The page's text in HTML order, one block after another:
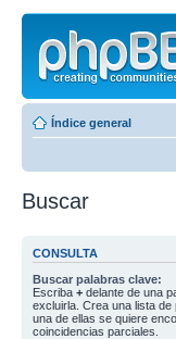
Índice general
Buscar
CONSULTA
Buscar palabras clave:
Escriba + delante de una
excluirla. Crea una lista
una de ellas se quiere
coincidencias parciales.